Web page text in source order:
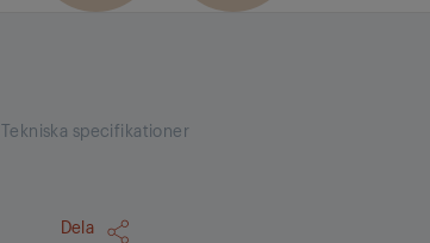
Tekniska specifikationer
Dela